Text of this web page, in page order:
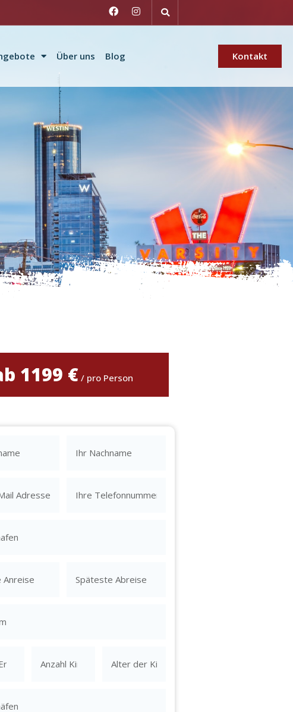
Über uns Blog Kontakt
1199 € / pro Person